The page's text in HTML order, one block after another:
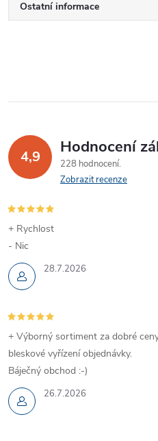
Ostatní informace
4,9 Hodnocení
228 hodnocení
Zobrazit recenze
28.7.2026
+ Rychlost
- Nic
26.7.2026
+ Výborný sortiment za dobré
bleskové vyřízení objednávky.
Báječný obchod :-)